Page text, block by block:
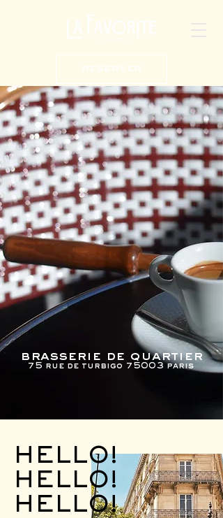
brasserie de quartier
75 rue de turbigo 75003 paris
HELLO!
HELLO!
HELLO!